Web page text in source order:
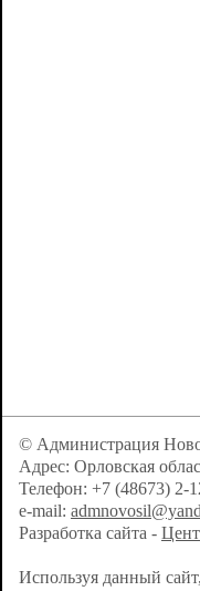
© Администрация
Адрес: Орловская
Телефон: +7 (48673) 2-
e-mail:
Разработка сайта -
Используя данный